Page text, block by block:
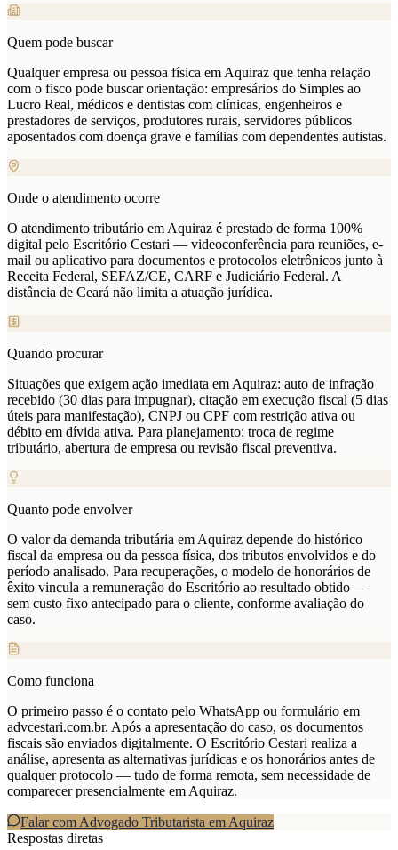
Quem pode buscar
Qualquer empresa ou pessoa física em Aquiraz que tenha relação
com o fisco pode buscar orientação: empresários do Simples ao
Lucro Real, médicos e dentistas com clínicas, engenheiros e
prestadores de serviços, produtores rurais, servidores públicos
aposentados com doença grave e famílias com dependentes autistas.
Onde o atendimento ocorre
O atendimento tributário em Aquiraz é prestado de forma 100%
digital pelo Escritório Cestari — videoconferência para reuniões, e-
mail ou aplicativo para documentos e protocolos eletrônicos junto à
Receita Federal, SEFAZ/CE, CARF e Judiciário Federal. A
distância de Ceará não limita a atuação jurídica.
Quando procurar
Situações que exigem ação imediata em Aquiraz: auto de infração
recebido (30 dias para impugnar), citação em execução fiscal (5 dias
úteis para manifestação), CNPJ ou CPF com restrição ativa ou
débito em dívida ativa. Para planejamento: troca de regime
tributário, abertura de empresa ou revisão fiscal preventiva.
Quanto pode envolver
O valor da demanda tributária em Aquiraz depende do histórico
fiscal da empresa ou da pessoa física, dos tributos envolvidos e do
período analisado. Para recuperações, o modelo de honorários de
êxito vincula a remuneração do Escritório ao resultado obtido —
sem custo fixo antecipado para o cliente, conforme avaliação do
caso.
Como funciona
O primeiro passo é o contato pelo WhatsApp ou formulário em
advcestari.com.br. Após a apresentação do caso, os documentos
fiscais são enviados digitalmente. O Escritório Cestari realiza a
análise, apresenta as alternativas jurídicas e os honorários antes de
qualquer protocolo — tudo de forma remota, sem necessidade de
comparecer presencialmente em Aquiraz.
Falar com Advogado Tributarista em Aquiraz
Respostas diretas